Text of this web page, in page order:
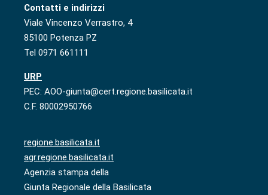
Contatti e indirizzi
Viale Vincenzo Verrastro, 4
85100 Potenza PZ
Tel 0971 661111
URP
PEC: AOO-giunta@cert.regione.basilicata.it
C.F. 80002950766
regione.basilicata.it
agr.regione.basilicata.it
Agenzia stampa della
Giunta Regionale della Basilicata